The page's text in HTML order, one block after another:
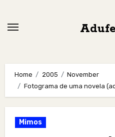
Home 2005
November
Fotograma de uma novela
Mimos